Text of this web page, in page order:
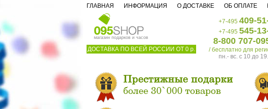
магазин подарков и часов
ДОСТАВКА ПО ВСЕЙ РОССИИ ОТ 0 р.
+7-495 409-
+7-495 545-
8-800 707-
/ бесплатно для
пн.- вс. c 10 до
ГЛАВНАЯ ИНФОРМАЦИЯ О ДОСТАВКЕ ОБ ОПЛАТЕ